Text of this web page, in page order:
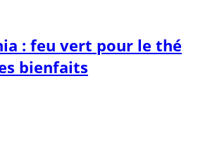
: feu vert pour le thé
bienfaits